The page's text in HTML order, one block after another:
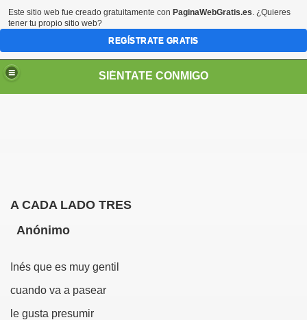
SIÉNTATE CONMIGO
A CADA LADO TRES
Anónimo
Inés que es muy gentil
cuando va a pasear
le gusta presumir
Este sitio web fue creado gratuitamente con PaginaWebGratis.es. ¿Quieres
tener tu propio sitio web?
REGÍSTRATE GRATIS